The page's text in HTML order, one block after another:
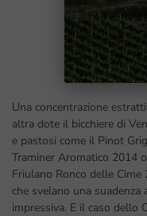
Una concentrazione
altra dote il bicchiere di
e pastosi come il Pinot
Traminer Aromatico 2014
Friulano Ronco delle
che svelano una
impressiva. E il caso dello